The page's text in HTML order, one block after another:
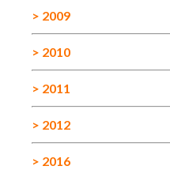
> 2009
> 2010
> 2011
> 2012
> 2016